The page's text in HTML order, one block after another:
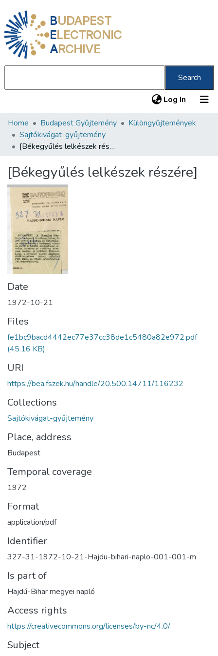
BUDAPEST
ELECTRONIC
ARCHIVE
Search
Log In (current)
Communities & Collections
All of DSpace
About us
Home Budapest Gyűjtemény
Különgyűjtemények
Sajtókivágat-gyűjtemény
[Békegyűlés lelkészek részére]
[Békegyűlés lelkészek részére]
Date
1972-10-21
Files
fe1bc9bacd4442ec77e37cc38de1c5480a82e972.pdf
(45.16 KB)
URI
https://bea.fszek.hu/handle/20.500.14711/116232
Collections
Sajtókivágat-gyűjtemény
Place, address
Budapest
Temporal coverage
1972
Format
application/pdf
Identifier
327-31-1972-10-21-Hajdu-bihari-naplo-001-001-m
Is part of
Hajdú-Bihar megyei napló
Access rights
https://creativecommons.org/licenses/by-nc/4.0/
Subject